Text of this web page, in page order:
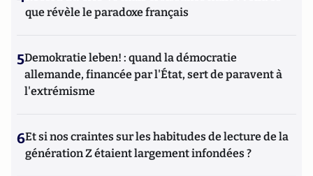
que révèle le paradoxe français
5Demokratie leben! : quand la démocratie
allemande, financée par l'État, sert de paravent à
l'extrémisme
6Et si nos craintes sur les habitudes de lecture de la
génération Z étaient largement infondées ?